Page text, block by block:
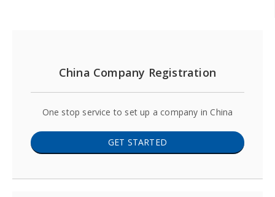
China Company Registration
One stop service to set up a company in China
GET STARTED